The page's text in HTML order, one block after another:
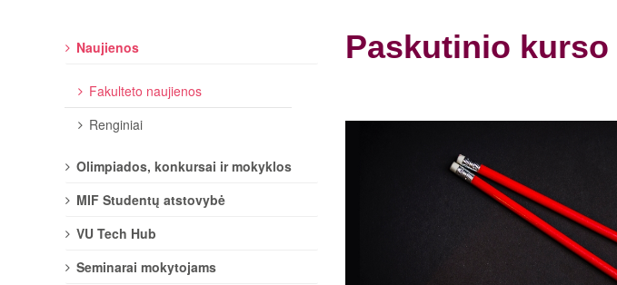
Paskutinio
Naujienos
Fakulteto naujienos
Renginiai
Olimpiados, konkursai ir mokyklos
MIF Studentų atstovybė
VU Tech Hub
Seminarai mokytojams